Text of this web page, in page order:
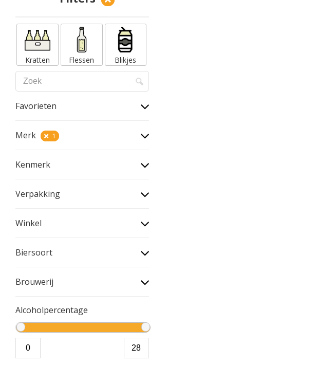
Kratten Flessen Blikjes
Favorieten
Merk 1
Kenmerk
Verpakking
Winkel
Biersoort
Brouwerij
Alcoholpercentage